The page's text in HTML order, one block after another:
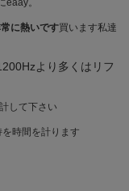
eaay。
に熱いです買います私達
より多くはリフ
して下さい
時間を計ります